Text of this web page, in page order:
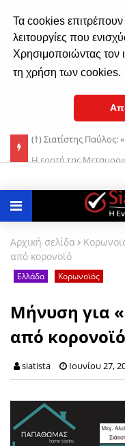
Τα cookies
λειτουργίες που
Χρησιμοποιώντας τον
τη χρήση των cookies.
που Η εορτή της
Αρχική σελίδα
από κορονοϊό
Ελλάδα Κορωνοϊός
Μήνυση για
από κορονοϊό
siatista Ιουνίου 27,